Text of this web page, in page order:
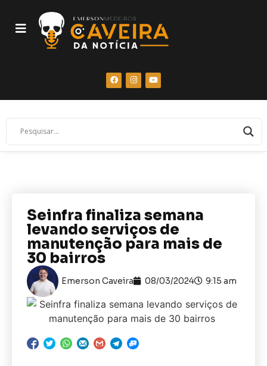
Seinfra finaliza semana
levando serviços de
manutenção para mais de
30 bairros
Emerson Caveira 08/03/2024 9:15 am